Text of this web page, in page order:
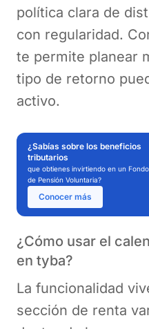
política clara de
con regularidad.
te permite planear
tipo de retorno
activo.
¿Sabías sobre los beneficios
tributarios
que obtienes invirtiendo en un Fondo
de Pensión Voluntaria?
Conocer más
¿Cómo usar el
en tyba?
La funcionalidad
sección de renta